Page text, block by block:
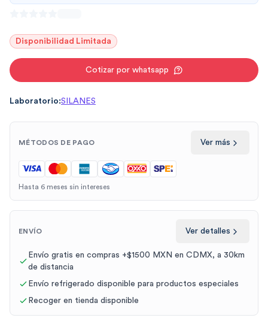
Disponibilidad Limitada
Cotizar por whatsapp
Laboratorio:SILANES
MÉTODOS DE PAGO Ver más
Hasta 6 meses sin intereses
ENVÍO Ver detalles
Envío gratis en compras +$1500 MXN en CDMX, a 30km
de distancia
Envío refrigerado disponible para productos especiales
Recoger en tienda disponible